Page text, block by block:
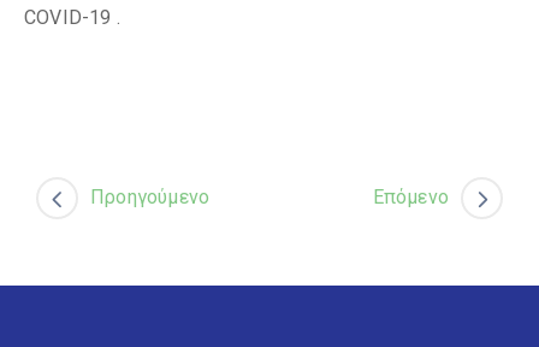
COVID-19 .
Προηγούμενο Επόμενο